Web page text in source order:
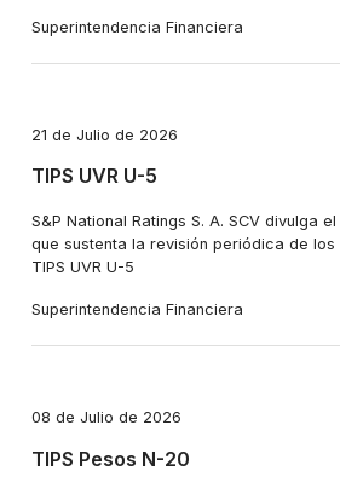
Superintendencia Financiera
21 de Julio de 2026
TIPS UVR U-5
S&P National Ratings S. A. SCV divulga
que sustenta la revisión periódica de
TIPS UVR U-5
Superintendencia Financiera
08 de Julio de 2026
TIPS Pesos N-20